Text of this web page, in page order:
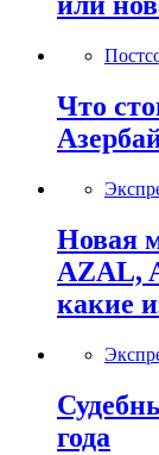
Что
Новая
AZAL,
какие
года